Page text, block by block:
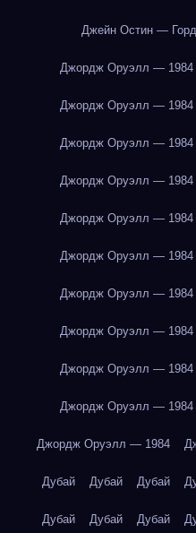
Джейн Остин —
Джордж Оруэлл — 1984
Джордж Оруэлл — 1984
Джордж Оруэлл — 1984
Джордж Оруэлл — 1984
Джордж Оруэлл — 1984
Джордж Оруэлл — 1984
Джордж Оруэлл — 1984
Джордж Оруэлл — 1984
Джордж Оруэлл — 1984
Джордж Оруэлл — 1984
Джордж Оруэлл — 1984
Дубай Дубай Дубай
Дубай Дубай Дубай